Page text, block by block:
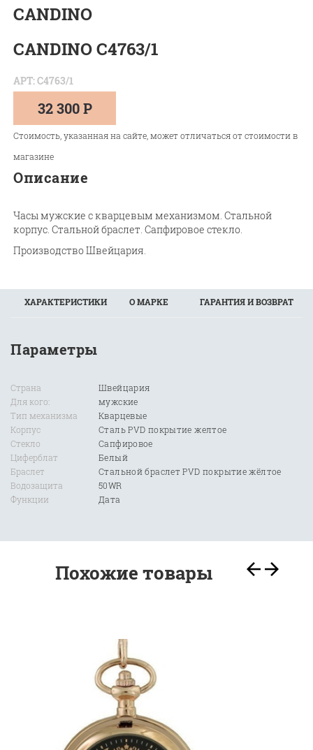
CANDINO
CANDINO C4763/1
АРТ: C4763/1
32 300 Р
Стоимость, указанная на сайте, может отличаться от стоимости в
магазине
Описание
Часы мужские с кварцевым механизмом. Стальной
корпус. Стальной браслет. Сапфировое стекло.
Производство Швейцария.
ХАРАКТЕРИСТИКИ О МАРКЕ ГАРАНТИЯ И ВОЗВРАТ
Параметры
Страна
Для кого:
Тип механизма
Корпус
Стекло
Циферблат
Браслет
Водозащита
Функции
Швейцария
мужские
Кварцевые
Сталь PVD покрытие желтое
Сапфировое
Белый
Стальной браслет PVD покрытие жёлтое
50WR
Дата
Похожие товары